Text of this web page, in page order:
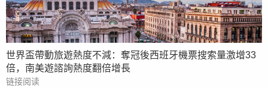
世界盃帶動旅遊熱度不減：奪冠後西班牙機票搜索量激增33
倍，南美遊諮詢熱度翻倍增長
链接阅读